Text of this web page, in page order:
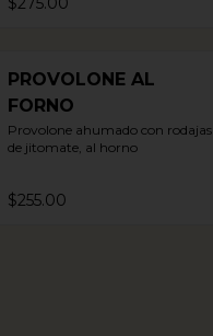
PROVOLONE AL
FORNO
Provolone ahumado con rodajas
de jitomate, al horno
$255.00